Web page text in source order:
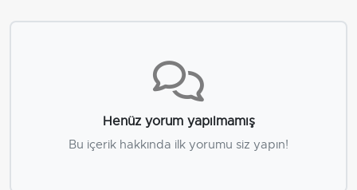
Henüz yorum yapılmamış
Bu içerik hakkında ilk yorumu siz yapın!